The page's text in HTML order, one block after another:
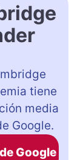
tiene
media
Google.
Google